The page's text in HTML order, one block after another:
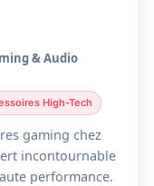
& Audio
High-Tech
gaming chez
incontournable
performance.